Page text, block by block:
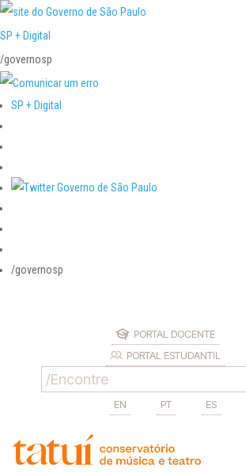
SP + Digital
/governosp
SP + Digital
/governosp
PORTAL DOCENTE
PORTAL ESTUDANTIL
EN PT ES